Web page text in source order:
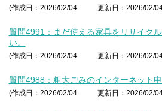
(作成日：2026/02/04 更新日：2026/02/
質問4991：まだ使える家具をリサイク
い。
(作成日：2026/02/04 更新日：2026/02/
質問4988：粗大ごみのインターネット申
(作成日：2026/02/04 更新日：2026/02/